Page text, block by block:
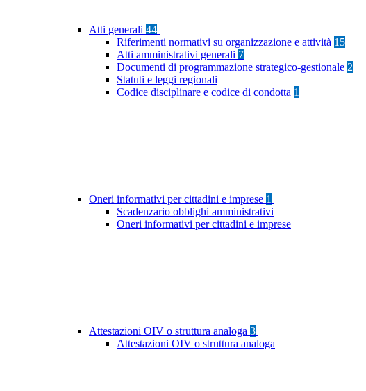
Atti generali 44
Riferimenti normativi su organizzazione e attività 15
Atti amministrativi generali 7
Documenti di programmazione strategico-gestionale 2
Statuti e leggi regionali
Codice disciplinare e codice di condotta 1
Oneri informativi per cittadini e imprese 1
Scadenzario obblighi amministrativi
Oneri informativi per cittadini e imprese
Attestazioni OIV o struttura analoga 3
Attestazioni OIV o struttura analoga